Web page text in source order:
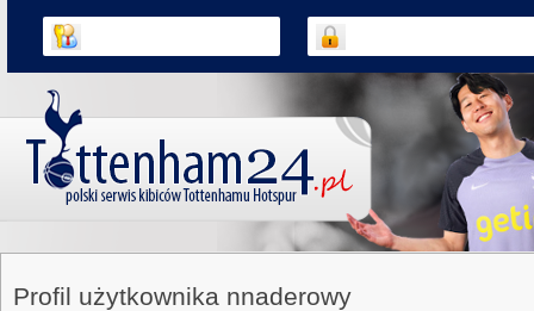
Profil użytkownika nnaderowy